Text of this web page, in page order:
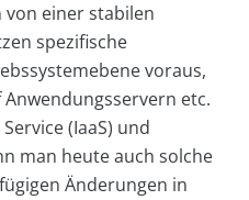
von einer stabilen
spezifische
voraus,
etc.
(IaaS) und
man heute auch solche
Änderungen in